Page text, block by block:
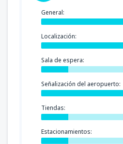
General:
Localización:
Sala de espera:
Señalización del aeropuerto:
Tiendas:
Estacionamientos: